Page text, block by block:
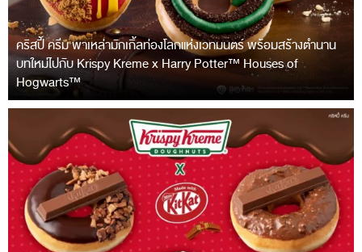
คริสปี้ ครีม พาเหล่ามักเกิ้ลท่องโลกแห่งเวทมนตร์ พร้อมสร้างตำนาน
บทใหม่ไปกับ Krispy Kreme x Harry Potter™ Houses of
Hogwarts™